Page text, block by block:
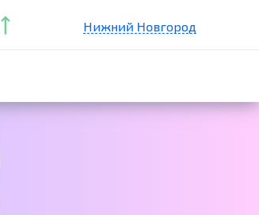
Нижний Новгород
Краснодар